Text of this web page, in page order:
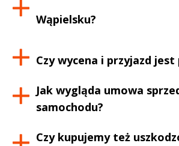
Wąpielsku?
Czy wycena i przyjazd jest
Jak wygląda umowa
samochodu?
Czy kupujemy też